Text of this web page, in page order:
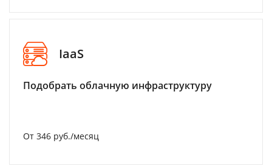
IaaS
Подобрать облачную инфраструктуру
От 346 руб./месяц